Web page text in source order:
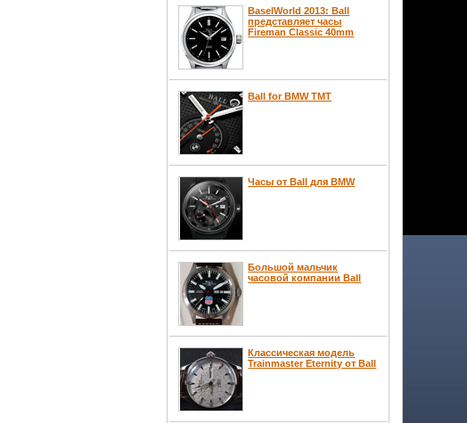
BaselWorld 2013: Ball
представляет часы
Fireman Classic 40mm
Ball for BMW TMT
Часы от Ball для BMW
Большой мальчик
часовой компании Ball
Классическая модель
Trainmaster Eternity от Ball